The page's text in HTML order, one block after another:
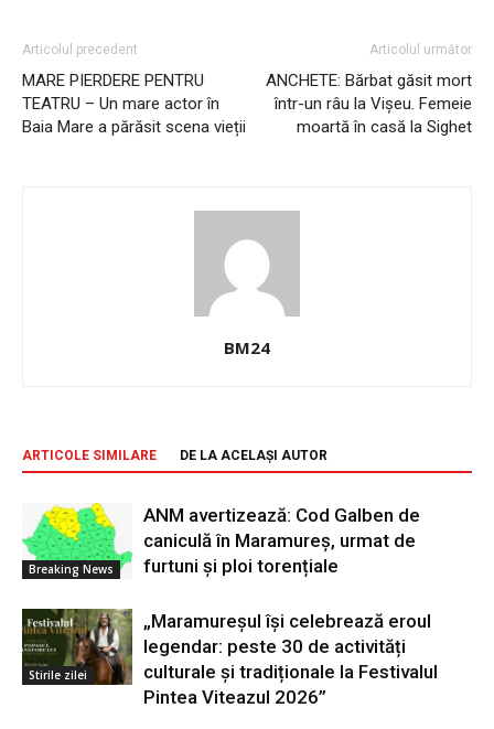
Articolul precedent
MARE PIERDERE PENTRU
TEATRU – Un mare actor în
Baia Mare a părăsit scena vieții
Articolul următor
ANCHETE: Bărbat găsit mort
într-un râu la Vișeu. Femeie
moartă în casă la Sighet
BM24
ARTICOLE SIMILARE DE LA ACELAȘI AUTOR
Breaking News
ANM avertizează: Cod Galben de
caniculă în Maramureș, urmat de
furtuni și ploi torențiale
Stirile zilei
„Maramureșul își celebrează eroul
legendar: peste 30 de activități
culturale și tradiționale la Festivalul
Pintea Viteazul 2026”